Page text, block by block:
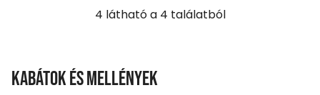
4 látható a 4 találatból
Kabátok és mellények